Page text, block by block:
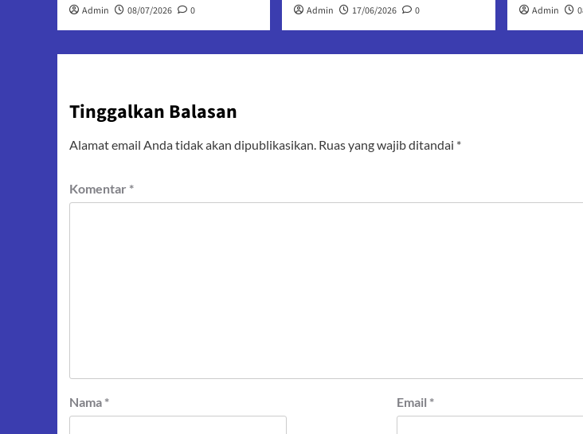
Admin 08/07/2026 0 Admin 17/06/2026 0 Admin
Tinggalkan Balasan
Alamat email Anda tidak akan dipublikasikan. Ruas yang wajib ditandai *
Komentar *
Nama * Email *